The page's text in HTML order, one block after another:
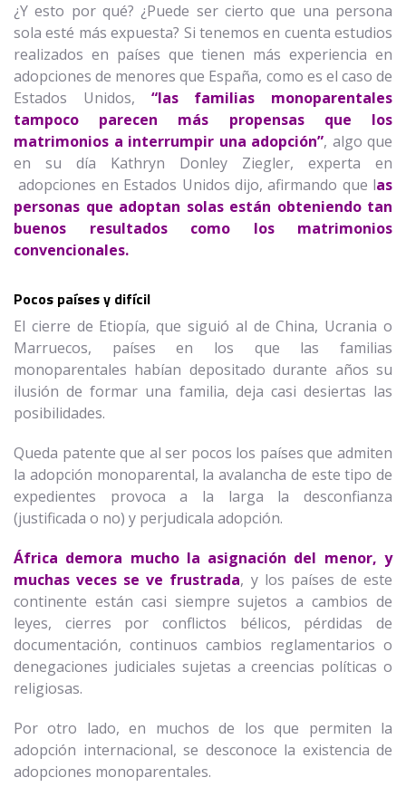
¿Y esto por qué? ¿Puede ser cierto que una persona
sola esté más expuesta? Si tenemos en cuenta estudios
realizados en países que tienen más experiencia en
adopciones de menores que España, como es el caso de
Estados Unidos, “las familias monoparentales
tampoco parecen más propensas que los
matrimonios a interrumpir una adopción”, algo que
en su día Kathryn Donley Ziegler, experta en
adopciones en Estados Unidos dijo, afirmando que las
personas que adoptan solas están obteniendo tan
buenos resultados como los matrimonios
convencionales.
Pocos países y difícil
El cierre de Etiopía, que siguió al de China, Ucrania o
Marruecos, países en los que las familias
monoparentales habían depositado durante años su
ilusión de formar una familia, deja casi desiertas las
posibilidades.
Queda patente que al ser pocos los países que admiten
la adopción monoparental, la avalancha de este tipo de
expedientes provoca a la larga la desconfianza
(justificada o no) y perjudicala adopción.
África demora mucho la asignación del menor, y
muchas veces se ve frustrada, y los países de este
continente están casi siempre sujetos a cambios de
leyes, cierres por conflictos bélicos, pérdidas de
documentación, continuos cambios reglamentarios o
denegaciones judiciales sujetas a creencias políticas o
religiosas.
Por otro lado, en muchos de los que permiten la
adopción internacional, se desconoce la existencia de
adopciones monoparentales.